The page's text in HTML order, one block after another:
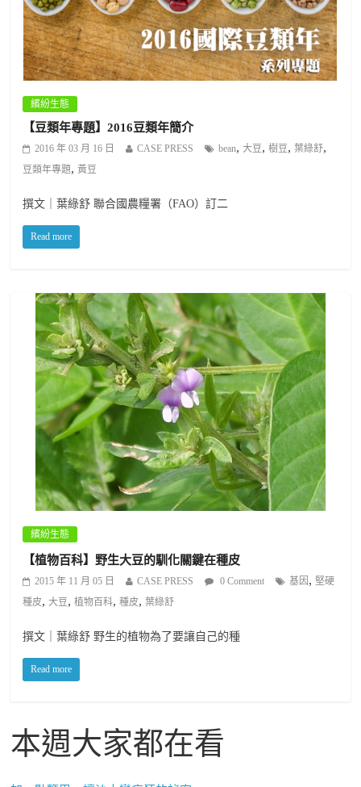
繽紛生態
【豆類年專題】2016豆類年簡介
2016 年 03 月 16 日 CASE PRESS bean,大豆,樹豆,葉綠舒,
豆類年專題,黃豆
撰文｜葉綠舒 聯合國農糧署（FAO）訂二
Read more
繽紛生態
【植物百科】野生大豆的馴化關鍵在種皮
2015 年 11 月 05 日 CASE PRESS 0 Comment 基因 , 堅硬
種皮,大豆,植物百科,種皮,葉綠舒
撰文｜葉綠舒 野生的植物為了要讓自己的種
Read more
本週大家都在看